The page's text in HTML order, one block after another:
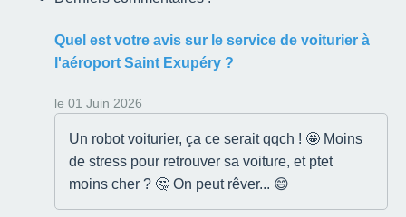
Quel est votre avis sur le service de voiturier à
l'aéroport Saint Exupéry ?
le 01 Juin 2026
Un robot voiturier, ça ce serait qqch ! 🤩 Moins
de stress pour retrouver sa voiture, et ptet
moins cher ? 🤔 On peut rêver... 😄